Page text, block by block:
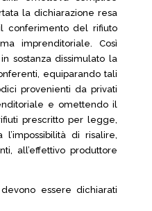
la dichiarazione resa
conferimento del rifiuto
imprenditoriale. Così
sostanza dissimulato la
equiparando tali
provenienti da privati
e omettendo il
prescritto per legge,
di risalire,
all’effettivo produttore
essere dichiarati